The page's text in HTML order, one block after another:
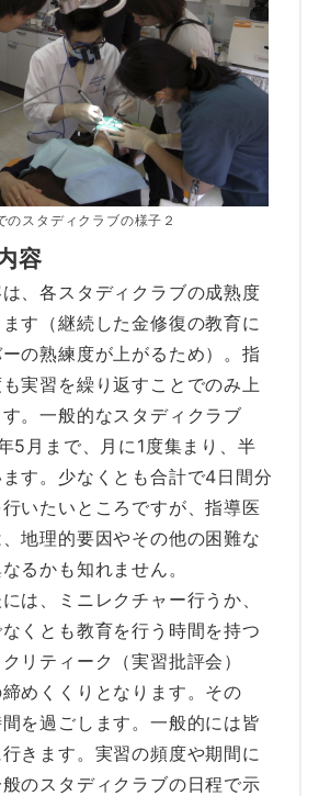
のスタディクラブの様子２
容
、各スタディクラブの成熟度
す（継続した金修復の教育に
の熟練度が上がるため）。指
実習を繰り返すことでのみ上
。一般的なスタディクラブ
5月まで、月に1度集まり、半
す。少なくとも合計で4日間分
いたいところですが、指導医
地理的要因やその他の困難な
るかも知れません。
は、ミニレクチャー行うか、
くとも教育を行う時間を持つ
リティーク（実習批評会）
めくくりとなります。その
を過ごします。一般的には皆
きます。実習の頻度や期間に
のスタディクラブの日程で示